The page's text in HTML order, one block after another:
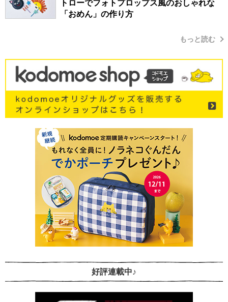
トローでフォトプロップス風のおしゃれな
「おめん」の作り方
もっと読む
好評連載中♪